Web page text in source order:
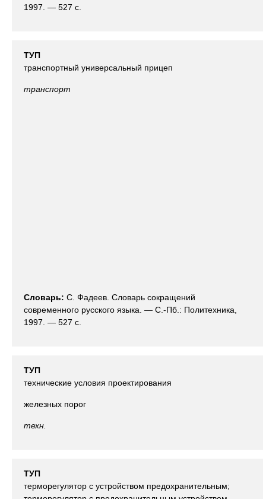
1997. — 527 с.
ТУП
транспортный универсальный прицеп
транспорт
Словарь: С. Фадеев. Словарь сокращений
современного русского языка. — С.-Пб.: Политехника,
1997. — 527 с.
ТУП
технические условия проектирования
железных порог
техн.
ТУП
терморегулятор с устройством предохранительным;